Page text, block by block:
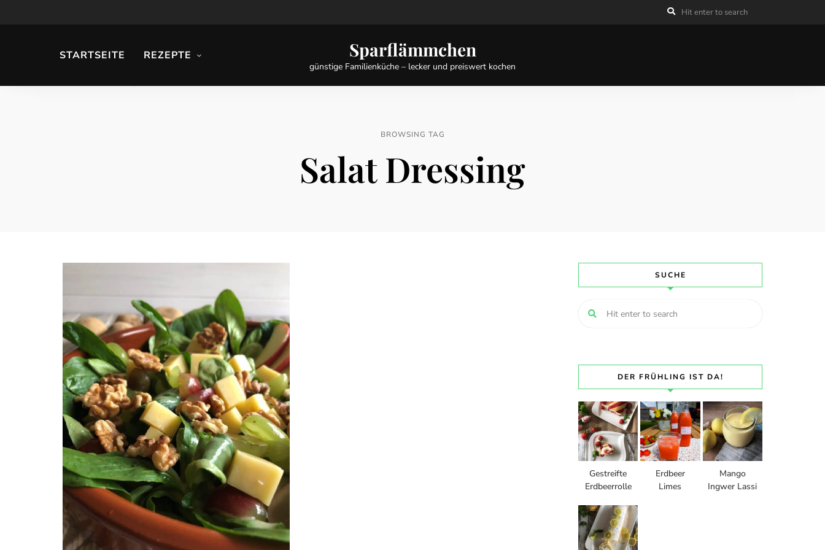
Sparflämmchen
günstige Familienküche – lecker und preiswert kochen
STARTSEITE REZEPTE
BROWSING TAG
Salat Dressing
SUCHE
DER FRÜHLING IST DA!
Gestreifte
Erdbeerrolle
Erdbeer
Limes
Mango
Ingwer Lassi